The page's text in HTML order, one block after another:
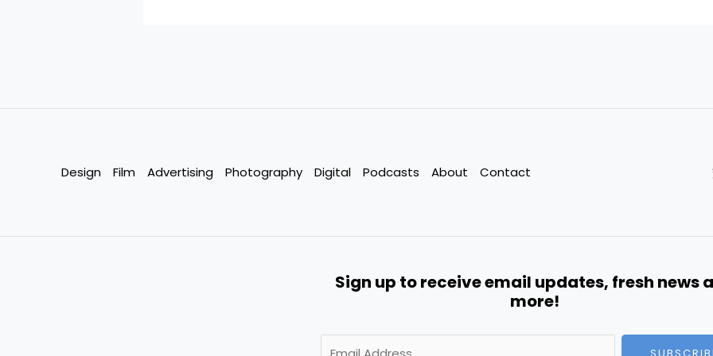
Design Film Advertising Photography Digital Podcasts About Contact
Sign up to receive email updates, fresh news
more!
A